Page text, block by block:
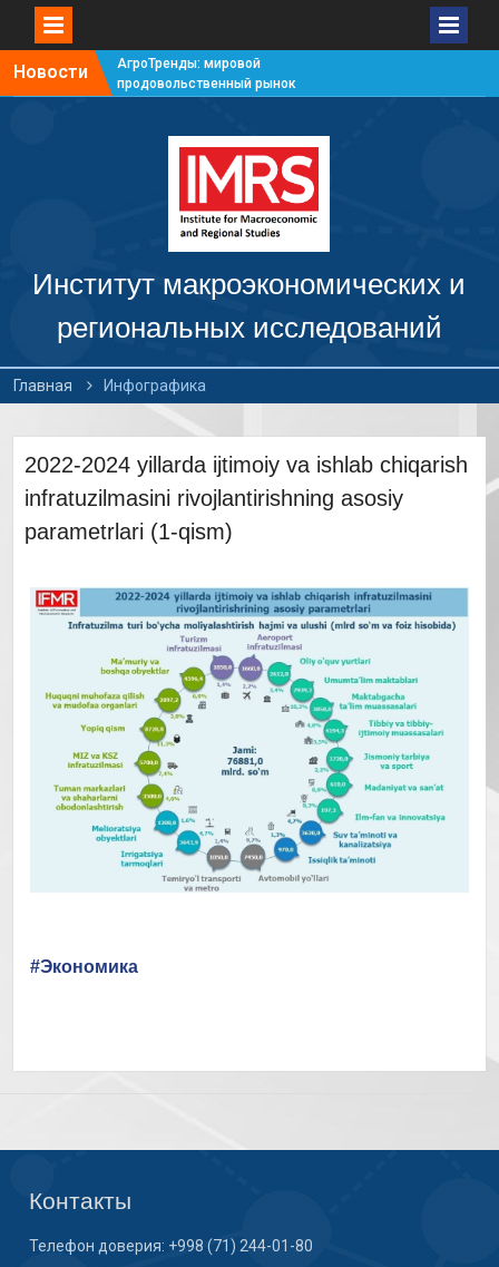
Новости
АгроТренды: мировой
продовольственный рынок
продовольственный рынок
АгроТренды: мировой
продовольственный рынок
АгроТренды: мировой
#4
Институт макроэкономических и
региональных исследований
Главная Инфографика
2022-2024 yillarda ijtimoiy va ishlab chiqarish
infratuzilmasini rivojlantirishning asosiy
parametrlari (1-qism)
#Экономика
Контакты
Телефон доверия: +998 (71) 244-01-80